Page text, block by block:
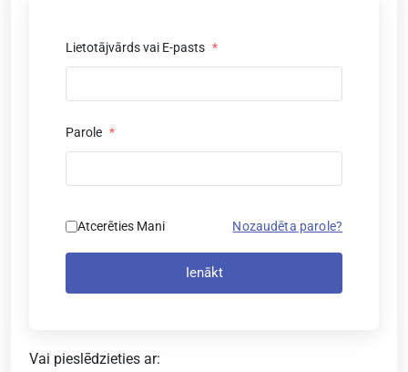
Lietotājvārds vai E-pasts *
Parole *
Atcerēties Mani Nozaudēta parole?
Ienākt
Vai pieslēdzieties ar: